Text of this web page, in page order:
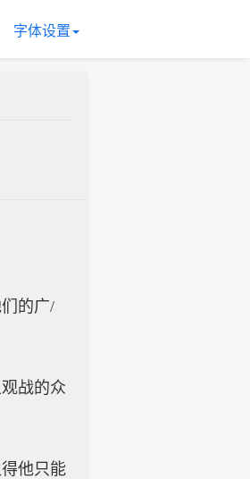
字体设置
的广/
战的众
他只能